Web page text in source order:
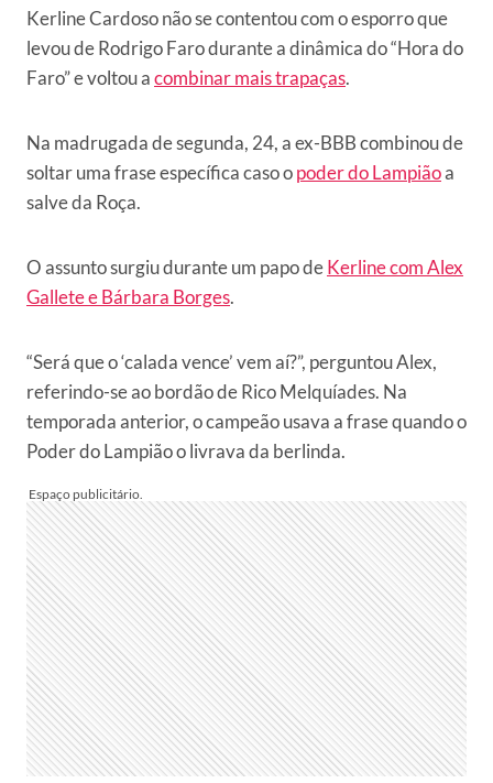
Kerline Cardoso não se contentou com o esporro que
levou de Rodrigo Faro durante a dinâmica do “Hora do
Faro” e voltou acombinar mais trapaças.
Na madrugada de segunda, 24, a ex-BBB combinou de
soltar uma frase específica caso opoder do Lampiãoa
salve da Roça.
O assunto surgiu durante um papo deKerline com Alex
Gallete e Bárbara Borges.
“Será que o ‘calada vence’ vem aí?”, perguntou Alex,
referindo-se ao bordão de Rico Melquíades. Na
temporada anterior, o campeão usava a frase quando o
Poder do Lampião o livrava da berlinda.